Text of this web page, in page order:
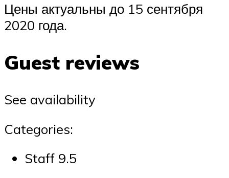
Цены актуальны до 15 сентября
2020 года.
Guest reviews
See availability
Categories:
Staff 9.5